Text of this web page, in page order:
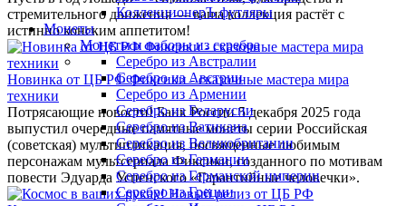
КоллекционерЪ футляры
Монеты
Монеты и наборы из серебра
Серебро из Австралии
Серебро из Австрии
Серебро из Армении
Серебро из Беларусии
Серебро из Ватикана
Серебро из Великобритании
Серебро из Германии
Серебро из Германской империи
Серебро из Греции
стремительного движения — ваша коллекция растёт с
истинно конским аппетитом!
Новинка от ЦБ РФ Фиксики - сказочные мастера мира
техники
Потрясающие новости! Банк России 5 декабря 2025 года
выпустил очередные памятные монеты серии Российская
(советская) мультипликация, посвященные любимым
персонажам мультсериала Фиксики, созданного по мотивам
повести Эдуарда Успенского «Гарантийные человечки».